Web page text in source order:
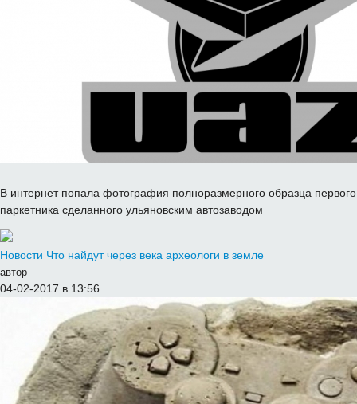
В интернет попала фотография полноразмерного образца первого
паркетника сделанного ульяновским автозаводом
Новости Что найдут через века археологи в земле
автор
04-02-2017 в 13:56